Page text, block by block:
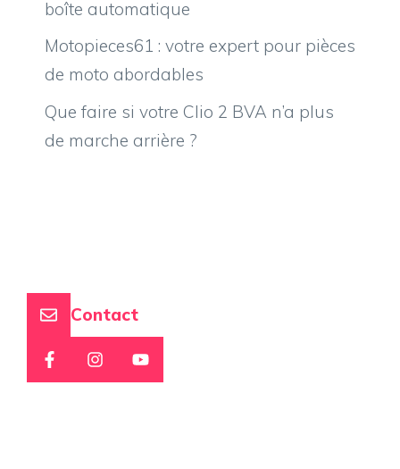
boîte automatique
Motopieces61 : votre expert pour pièces
de moto abordables
Que faire si votre Clio 2 BVA n’a plus
de marche arrière ?
Contact